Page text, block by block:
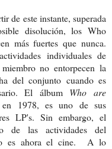
de este instante, superada
disolución, los Who
más fuertes que nunca.
individuales de
no entorpecen la
del conjunto cuando es
El álbum Who are
1978, es uno de sus
LP's. Sin embargo, el
de las actividades del
es ahora el cine. A lo